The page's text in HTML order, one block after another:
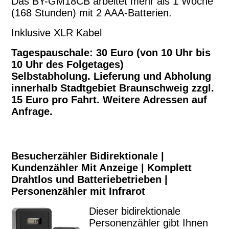
(168 Stunden) mit 2 AAA-Batterien.
Inklusive XLR Kabel
Tagespauschale: 30 Euro (von 10 Uhr bis
10 Uhr des Folgetages)
Selbstabholung. Lieferung und Abholung
innerhalb Stadtgebiet Braunschweig zzgl.
15 Euro pro Fahrt. Weitere Adressen auf
Anfrage.
Besucherzähler Bidirektionale |
Kundenzähler Mit Anzeige | Komplett
Drahtlos und Batteriebetrieben |
Personenzähler mit Infrarot
Dieser bidirektionale
Personenzähler gibt Ihnen